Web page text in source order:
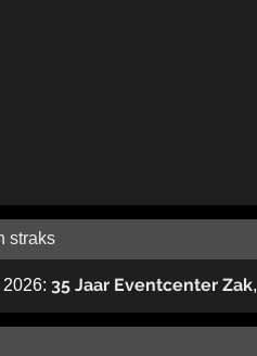
straks
35 Jaar Eventcenter Zak,